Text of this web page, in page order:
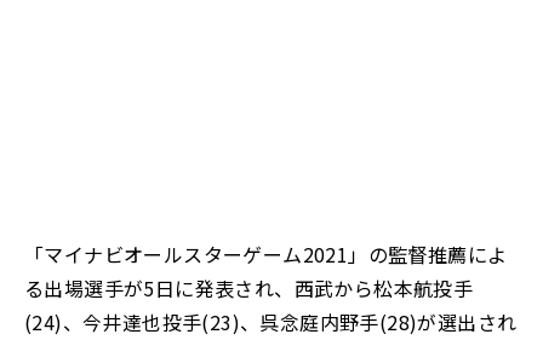
「マイナビオールスターゲーム2021」の監督推薦によ
る出場選手が5日に発表され、西武から松本航投手
(24)、今井達也投手(23)、呉念庭内野手(28)が選出され